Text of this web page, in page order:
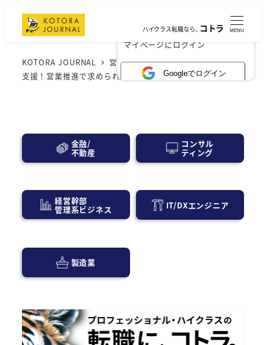
×
マイページにログイン
Googleでログイン
ハイクラス転職なら、コトラ MENU
KOTORA JOURNAL 営業・広告宣伝
あなたの転職を
支援！営業推進で求められるスキルと企業の裏事情
金融/
不動産
コンサル
ティング
経営幹部
管理系ビジネス IT/DXエンジニア
製造業